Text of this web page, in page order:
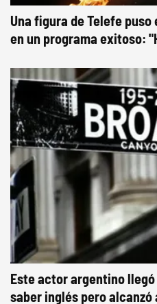
Una figura de Telefe
en un programa exitoso:
Este actor argentino llegó
saber inglés pero alcanzó